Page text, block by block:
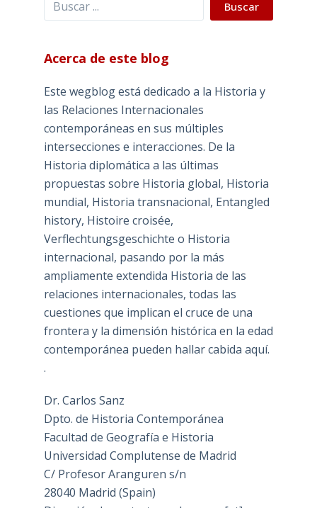
Buscar
Acerca de este blog
Este wegblog está dedicado a la Historia y
las Relaciones Internacionales
contemporáneas en sus múltiples
intersecciones e interacciones. De la
Historia diplomática a las últimas
propuestas sobre Historia global, Historia
mundial, Historia transnacional, Entangled
history, Histoire croisée,
Verflechtungsgeschichte o Historia
internacional, pasando por la más
ampliamente extendida Historia de las
relaciones internacionales, todas las
cuestiones que implican el cruce de una
frontera y la dimensión histórica en la edad
contemporánea pueden hallar cabida aquí.
.
Dr. Carlos Sanz
Dpto. de Historia Contemporánea
Facultad de Geografía e Historia
Universidad Complutense de Madrid
C/ Profesor Aranguren s/n
28040 Madrid (Spain)